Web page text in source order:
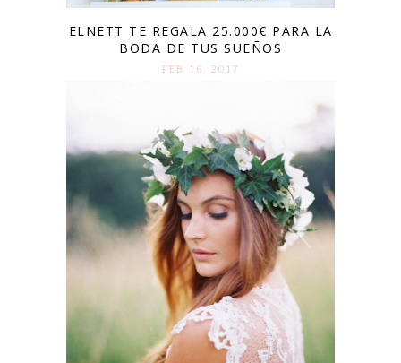
ELNETT TE REGALA 25.000€ PARA LA
BODA DE TUS SUEÑOS
FEB 16. 2017